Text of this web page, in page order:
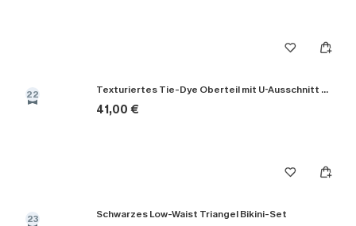
22 Texturiertes Tie-Dye Oberteil mit U-Ausschnitt & Bikini-Set mit hoher Taille
41,00 €
23 Schwarzes Low-Waist Triangel Bikini-Set